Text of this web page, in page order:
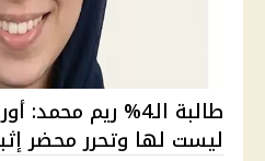
طالبة الـ4% ريم
ليست لها وتحرر محضر